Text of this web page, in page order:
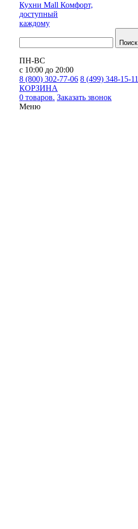
Кухни Mall Комфорт,
доступный
каждому
Поиск
ПН-ВС
с 10:00 до 20:00
8 (800) 302-77-06 8 (499) 348-15-11
КОРЗИНА
0 товаров. Заказать звонок
Меню